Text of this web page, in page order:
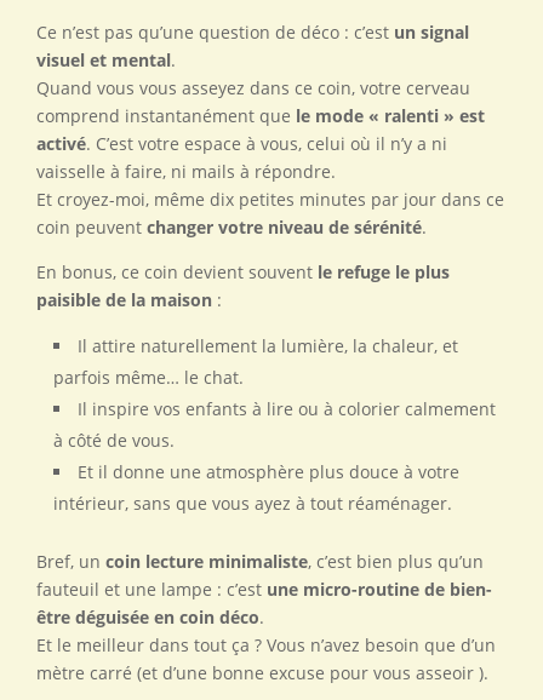
Ce n’est pas qu’une question de déco : c’est un signal
visuel et mental.
Quand vous vous asseyez dans ce coin, votre cerveau
comprend instantanément que le mode « ralenti » est
activé. C’est votre espace à vous, celui où il n’y a ni
vaisselle à faire, ni mails à répondre.
Et croyez-moi, même dix petites minutes par jour dans ce
coin peuvent changer votre niveau de sérénité.
En bonus, ce coin devient souvent le refuge le plus
paisible de la maison :
Il attire naturellement la lumière, la chaleur, et
parfois même… le chat.
Il inspire vos enfants à lire ou à colorier calmement
à côté de vous.
Et il donne une atmosphère plus douce à votre
intérieur, sans que vous ayez à tout réaménager.
Bref, un coin lecture minimaliste, c’est bien plus qu’un
fauteuil et une lampe : c’est une micro-routine de bien-
être déguisée en coin déco.
Et le meilleur dans tout ça ? Vous n’avez besoin que d’un
mètre carré (et d’une bonne excuse pour vous asseoir ).